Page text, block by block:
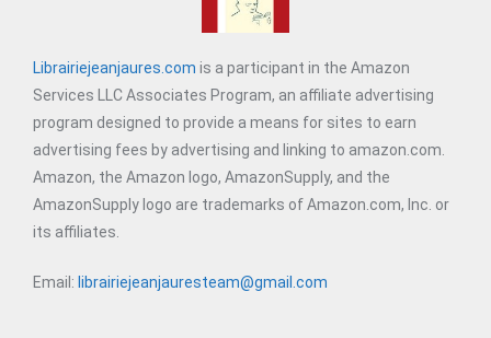
Librairiejeanjaures.com is a participant in the Amazon
Services LLC Associates Program, an affiliate advertising
program designed to provide a means for sites to earn
advertising fees by advertising and linking to amazon.com.
Amazon, the Amazon logo, AmazonSupply, and the
AmazonSupply logo are trademarks of Amazon.com, Inc. or
its affiliates.
Email: librairiejeanjauresteam@gmail.com